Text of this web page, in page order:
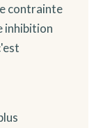
contrainte
inhibition